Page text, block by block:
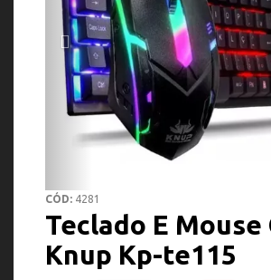
CÓD: 4281
Teclado E Mouse
Knup Kp-te115